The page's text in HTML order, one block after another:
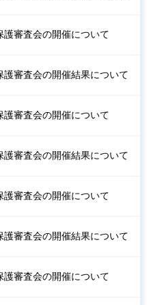
審査会の開催について
審査会の開催結果について
審査会の開催について
審査会の開催結果について
審査会の開催について
審査会の開催結果について
審査会の開催について